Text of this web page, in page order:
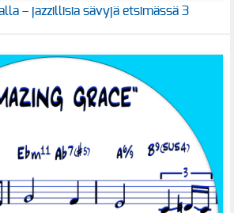
– jazzillisia sävyjä etsimässä 3